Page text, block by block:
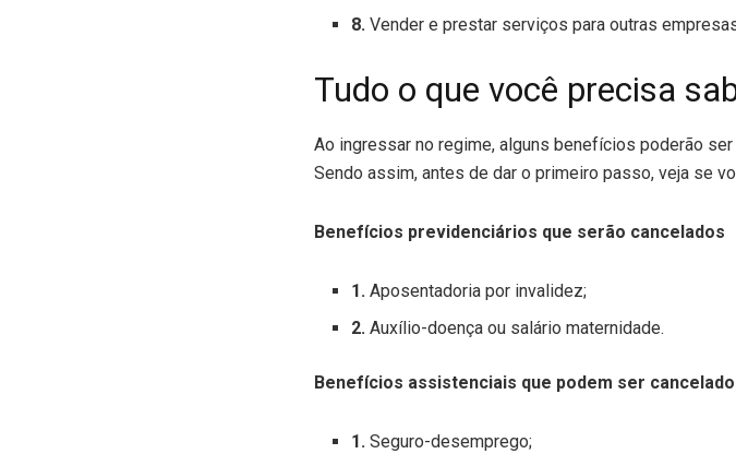
8. Vender e prestar serviços para outras
Tudo o que você precisa
Ao ingressar no regime, alguns benefícios poderão
Sendo assim, antes de dar o primeiro passo, veja se
Benefícios previdenciários que serão cancelados
1. Aposentadoria por invalidez;
2. Auxílio-doença ou salário maternidade.
Benefícios assistenciais que podem ser
1. Seguro-desemprego;